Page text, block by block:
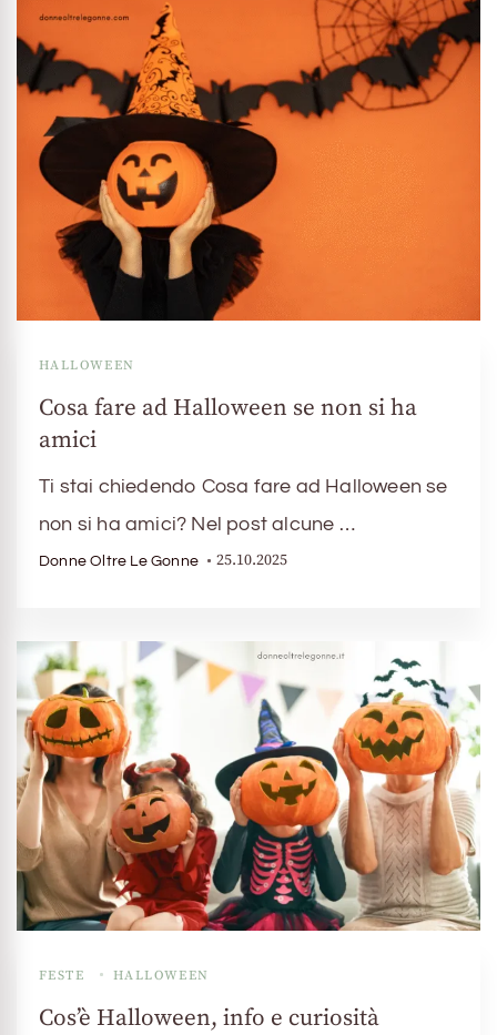
HALLOWEEN
Cosa fare ad Halloween se non si ha
amici
Ti stai chiedendo Cosa fare ad Halloween se
non si ha amici? Nel post alcune …
Donne Oltre Le Gonne 25.10.2025
FESTE HALLOWEEN
Cos’è Halloween, info e curiosità